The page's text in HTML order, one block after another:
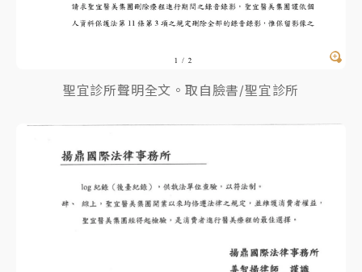
聖宜診所聲明全文。取自臉書/聖宜診所